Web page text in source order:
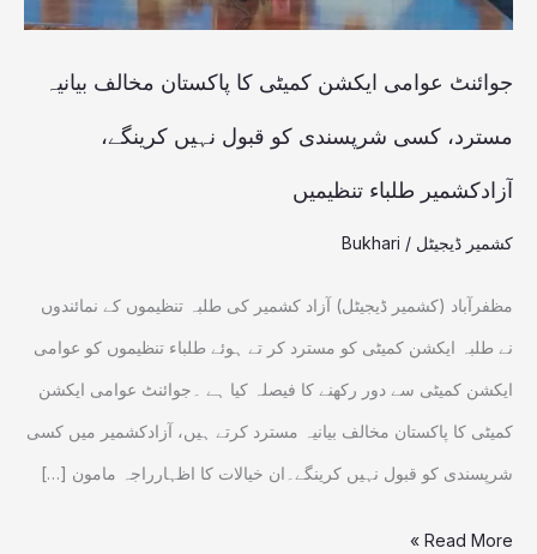
جوائنٹ عوامی ایکشن کمیٹی کا پاکستان مخالف بیانیہ
مسترد، کسی شرپسندی کو قبول نہیں کرینگے،
آزادکشمیر طلباء تنظیمیں
کشمیر ڈیجیٹل /
Bukhari
مظفرآباد (کشمیر ڈیجیٹل) آزاد کشمیر کی طلبہ تنظیموں کے نمائندوں
نے طلبہ ایکشن کمیٹی کو مسترد کر تے ہوئے طلباء تنظیموں کو عوامی
ایکشن کمیٹی سے دور رکھنے کا فیصلہ کیا ہے ۔جوائنٹ عوامی ایکشن
کمیٹی کا پاکستان مخالف بیانیہ مسترد کرتے ہیں، آزادکشمیر میں کسی
شرپسندی کو قبول نہیں کرینگے۔ان خیالات کا اظہارراجہ مامون […]
بیانیہ
مسترد،
شرپسندی
کو
قبول
Read More »